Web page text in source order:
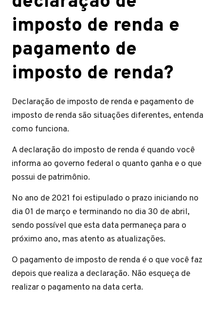
imposto de renda e
pagamento de
imposto de renda?
Declaração de imposto de renda e pagamento de
imposto de renda são situações diferentes, entenda
como funciona.
A declaração do imposto de renda é quando você
informa ao governo federal o quanto ganha e o que
possui de patrimônio.
No ano de 2021 foi estipulado o prazo iniciando no
dia 01 de março e terminando no dia 30 de abril,
sendo possível que esta data permaneça para o
próximo ano, mas atento as atualizações.
O pagamento de imposto de renda é o que você faz
depois que realiza a declaração. Não esqueça de
realizar o pagamento na data certa.